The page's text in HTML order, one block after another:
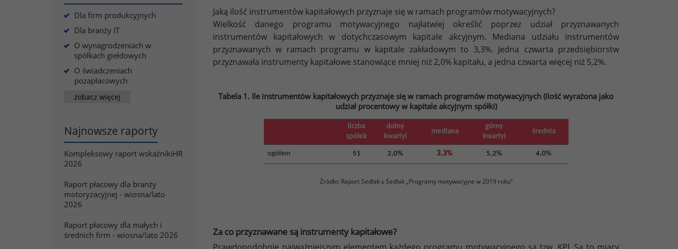
Dla firm produkcyjnych
Dla branży IT
O wynagrodzeniach w
spółkach giełdowych
O świadczeniach
pozapłacowych
zobacz więcej
Najnowsze raporty
Kompleksowy raport wskaźnikiHR
2026
Raport płacowy dla branży
motoryzacyjnej - wiosna/lato
2026
Raport płacowy dla małych i
średnich firm - wiosna/lato 2026
Jaką ilość instrumentów kapitałowych przyznaje się w ramach programów motywacyjnych?
Wielkość danego programu motywacyjnego najłatwiej określić poprzez udział przyznawanych
instrumentów kapitałowych w dotychczasowym kapitale akcyjnym. Mediana udziału instrumentów
przyznawanych w ramach programu w kapitale zakładowym to 3,3%. Jedna czwarta przedsiębiorstw
przyznawała instrumenty kapitałowe stanowiące mniej niż 2,0% kapitału, a jedna czwarta więcej niż 5,2%.
Tabela 1. Ile instrumentów kapitałowych przyznaje się w ramach programów motywacyjnych (ilość wyrażona jako
udział procentowy w kapitale akcyjnym spółki)
liczba
spółek
dolny
kwartyl
mediana
górny
kwartyl
średnia
ogółem 51 2,0% 3,3% 5,2% 4,0%
Źródło: Raport Sedlak &Sedlak „Programy motywacyjne w 2019 roku”
Za co przyznawane są instrumenty kapitałowe?